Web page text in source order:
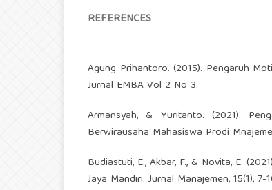
REFERENCES
Agung Prihantoro. (2015). Pengaruh
Jurnal EMBA Vol 2 No 3.
Armansyah, & Yuritanto. (2021).
Berwirausaha Mahasiswa Prodi
Budiastuti, E., Akbar, F., & Novita, E.
Jaya Mandiri. Jurnal Manajemen, 15(1), 7-